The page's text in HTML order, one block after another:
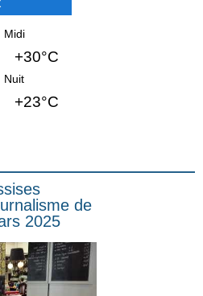
Midi
+30°C
Nuit
+23°C
de
2025